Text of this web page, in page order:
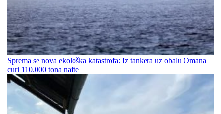
Sprema se nova ekološka katastrofa: Iz tankera uz obalu Omana
curi 110.000 tona nafte